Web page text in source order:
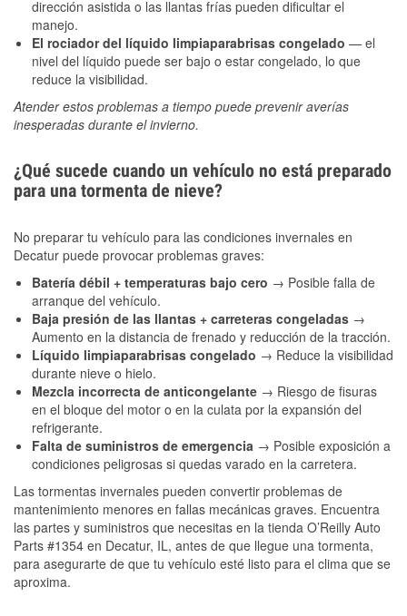
dirección asistida o las llantas frías pueden dificultar el
manejo.
El rociador del líquido limpiaparabrisas congelado — el
nivel del líquido puede ser bajo o estar congelado, lo que
reduce la visibilidad.
Atender estos problemas a tiempo puede prevenir averías
inesperadas durante el invierno.
¿Qué sucede cuando un vehículo no está preparado
para una tormenta de nieve?
No preparar tu vehículo para las condiciones invernales en
Decatur puede provocar problemas graves:
Batería débil + temperaturas bajo cero → Posible falla de
arranque del vehículo.
Baja presión de las llantas + carreteras congeladas →
Aumento en la distancia de frenado y reducción de la tracción.
Líquido limpiaparabrisas congelado → Reduce la visibilidad
durante nieve o hielo.
Mezcla incorrecta de anticongelante → Riesgo de fisuras
en el bloque del motor o en la culata por la expansión del
refrigerante.
Falta de suministros de emergencia → Posible exposición a
condiciones peligrosas si quedas varado en la carretera.
Las tormentas invernales pueden convertir problemas de
mantenimiento menores en fallas mecánicas graves. Encuentra
las partes y suministros que necesitas en la tienda O’Reilly Auto
Parts #1354 en Decatur, IL, antes de que llegue una tormenta,
para asegurarte de que tu vehículo esté listo para el clima que se
aproxima.